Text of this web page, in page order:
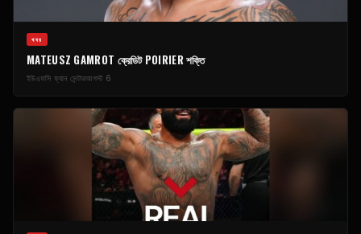
খবর
MATEUSZ GAMROT ক্রেডিট POIRIER শক্তি
ইউএফসি ফ্যান সেন্টারআগস্ট 6